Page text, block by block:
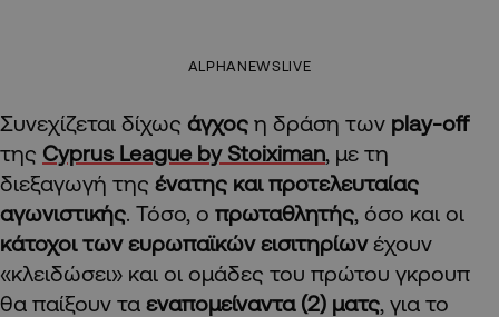
ALPHANEWSLIVE
Συνεχίζεται δίχως άγχος η δράση των play-off
της Cyprus League by Stoiximan, με τη
διεξαγωγή της ένατης και προτελευταίας
αγωνιστικής. Τόσο, ο πρωταθλητής, όσο και οι
κάτοχοι των ευρωπαϊκών εισιτηρίωνέχουν
«κλειδώσει» και οι ομάδες του πρώτου γκρουπ
θα παίξουν τα εναπομείναντα (2) ματς, για το